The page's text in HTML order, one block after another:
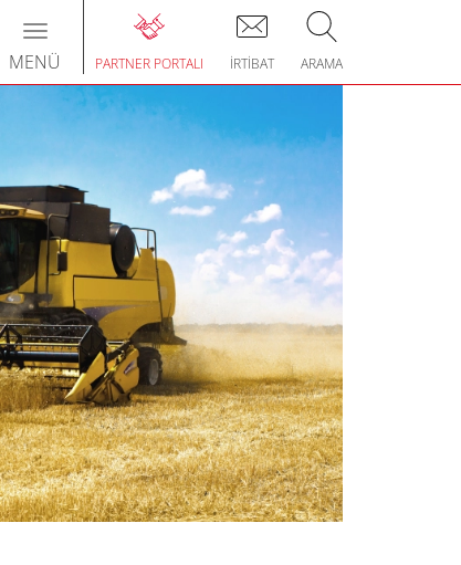
PARTNER PORTALI İRTIBAT ARAMA
Toggle
navigation
MENÜ